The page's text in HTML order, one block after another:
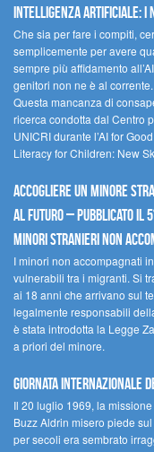
Intelligenza artificiale: i
Che sia per fare i compiti,
semplicemente per avere
sempre più affidamento
genitori non ne è al corrente.
Questa mancanza di
ricerca condotta dal Centro
UNICRI durante l’AI for
Literacy for Children: New
Accogliere un minore
al futuro – Pubblicato il
Minori Stranieri Non
I minori non accompagnati
vulnerabili tra i migranti. Si
ai 18 anni che arrivano sul
legalmente responsabili
è stata introdotta la Legge
a priori del minore.
Giornata Internazionale
Il 20 luglio 1969, la
Buzz Aldrin misero piede
per secoli era sembrato